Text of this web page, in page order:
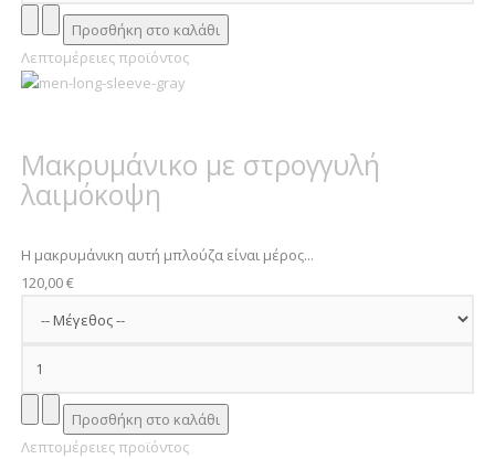
Λεπτομέρειες προϊόντος
Μακρυμάνικο με στρογγυλή
λαιμόκοψη
Η μακρυμάνικη αυτή μπλούζα είναι μέρος...
120,00 €
Λεπτομέρειες προϊόντος